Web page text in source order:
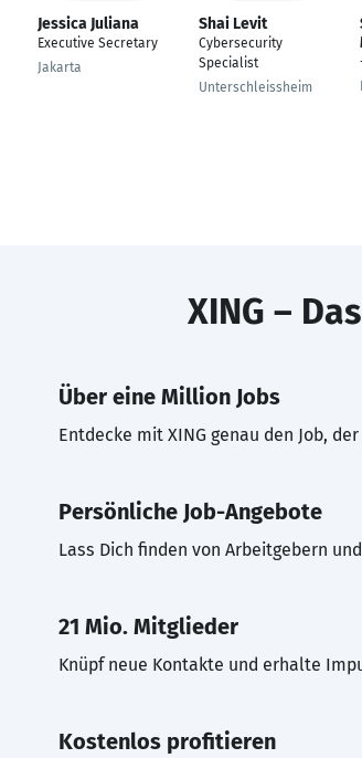
Jessica Juliana
Executive Secretary
Jakarta
Shai Levit
Cybersecurity
Specialist
Unterschleissheim
XING –
Über eine Million Jobs
Entdecke mit XING genau den Job,
Persönliche Job-Angebote
Lass Dich finden von Arbeitgebern
21 Mio. Mitglieder
Knüpf neue Kontakte und erhalte
Kostenlos profitieren